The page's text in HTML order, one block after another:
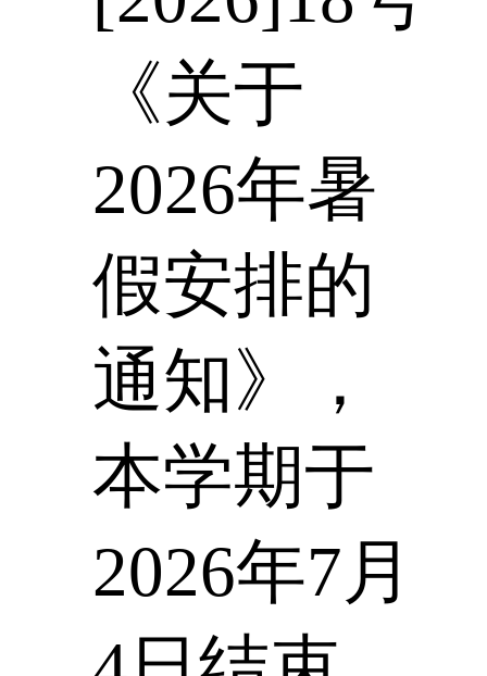
《关于
2026年暑
假安排的
通知》，
本学期于
2026年7月